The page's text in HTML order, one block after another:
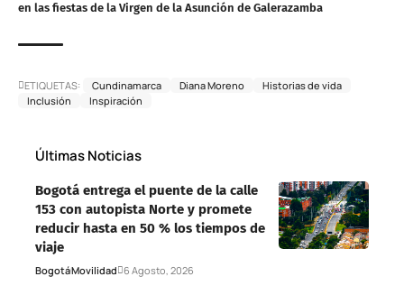
en las fiestas de la Virgen de la Asunción de Galerazamba
ETIQUETAS: Cundinamarca Diana Moreno
Historias de vida
Inclusión
Inspiración
Últimas Noticias
Bogotá entrega el puente de la calle
153 con autopista Norte y promete
reducir hasta en 50 % los tiempos de
viaje
BogotáMovilidad 6 Agosto, 2026